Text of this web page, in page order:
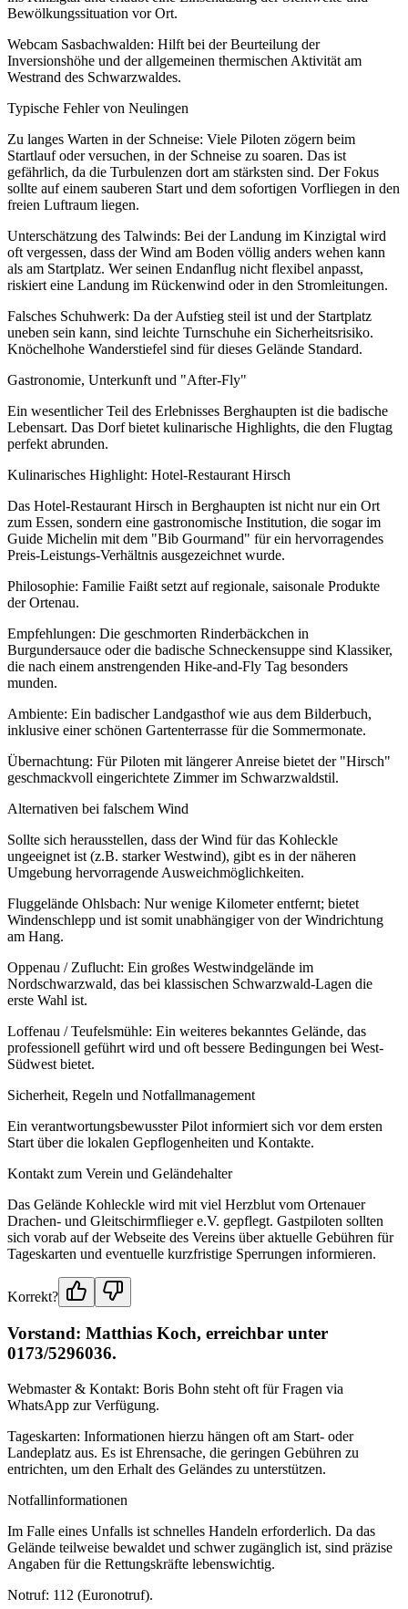
Bewölkungssituation vor Ort.
Webcam Sasbachwalden: Hilft bei der Beurteilung der
Inversionshöhe und der allgemeinen thermischen Aktivität am
Westrand des Schwarzwaldes.
Typische Fehler von Neulingen
Zu langes Warten in der Schneise: Viele Piloten zögern beim
Startlauf oder versuchen, in der Schneise zu soaren. Das ist
gefährlich, da die Turbulenzen dort am stärksten sind. Der Fokus
sollte auf einem sauberen Start und dem sofortigen Vorfliegen in den
freien Luftraum liegen.
Unterschätzung des Talwinds: Bei der Landung im Kinzigtal wird
oft vergessen, dass der Wind am Boden völlig anders wehen kann
als am Startplatz. Wer seinen Endanflug nicht flexibel anpasst,
riskiert eine Landung im Rückenwind oder in den Stromleitungen.
Falsches Schuhwerk: Da der Aufstieg steil ist und der Startplatz
uneben sein kann, sind leichte Turnschuhe ein Sicherheitsrisiko.
Knöchelhohe Wanderstiefel sind für dieses Gelände Standard.
Gastronomie, Unterkunft und "After-Fly"
Ein wesentlicher Teil des Erlebnisses Berghaupten ist die badische
Lebensart. Das Dorf bietet kulinarische Highlights, die den Flugtag
perfekt abrunden.
Kulinarisches Highlight: Hotel-Restaurant Hirsch
Das Hotel-Restaurant Hirsch in Berghaupten ist nicht nur ein Ort
zum Essen, sondern eine gastronomische Institution, die sogar im
Guide Michelin mit dem "Bib Gourmand" für ein hervorragendes
Preis-Leistungs-Verhältnis ausgezeichnet wurde.
Philosophie: Familie Faißt setzt auf regionale, saisonale Produkte
der Ortenau.
Empfehlungen: Die geschmorten Rinderbäckchen in
Burgundersauce oder die badische Schneckensuppe sind Klassiker,
die nach einem anstrengenden Hike-and-Fly Tag besonders
munden.
Ambiente: Ein badischer Landgasthof wie aus dem Bilderbuch,
inklusive einer schönen Gartenterrasse für die Sommermonate.
Übernachtung: Für Piloten mit längerer Anreise bietet der "Hirsch"
geschmackvoll eingerichtete Zimmer im Schwarzwaldstil.
Alternativen bei falschem Wind
Sollte sich herausstellen, dass der Wind für das Kohleckle
ungeeignet ist (z.B. starker Westwind), gibt es in der näheren
Umgebung hervorragende Ausweichmöglichkeiten.
Fluggelände Ohlsbach: Nur wenige Kilometer entfernt; bietet
Windenschlepp und ist somit unabhängiger von der Windrichtung
am Hang.
Oppenau / Zuflucht: Ein großes Westwindgelände im
Nordschwarzwald, das bei klassischen Schwarzwald-Lagen die
erste Wahl ist.
Loffenau / Teufelsmühle: Ein weiteres bekanntes Gelände, das
professionell geführt wird und oft bessere Bedingungen bei West-
Südwest bietet.
Sicherheit, Regeln und Notfallmanagement
Ein verantwortungsbewusster Pilot informiert sich vor dem ersten
Start über die lokalen Gepflogenheiten und Kontakte.
Kontakt zum Verein und Geländehalter
Das Gelände Kohleckle wird mit viel Herzblut vom Ortenauer
Drachen- und Gleitschirmflieger e.V. gepflegt. Gastpiloten sollten
sich vorab auf der Webseite des Vereins über aktuelle Gebühren für
Tageskarten und eventuelle kurzfristige Sperrungen informieren.
Korrekt?
Vorstand: Matthias Koch, erreichbar unter
0173/5296036.
Webmaster & Kontakt: Boris Bohn steht oft für Fragen via
WhatsApp zur Verfügung.
Tageskarten: Informationen hierzu hängen oft am Start- oder
Landeplatz aus. Es ist Ehrensache, die geringen Gebühren zu
entrichten, um den Erhalt des Geländes zu unterstützen.
Notfallinformationen
Im Falle eines Unfalls ist schnelles Handeln erforderlich. Da das
Gelände teilweise bewaldet und schwer zugänglich ist, sind präzise
Angaben für die Rettungskräfte lebenswichtig.
Notruf: 112 (Euronotruf).